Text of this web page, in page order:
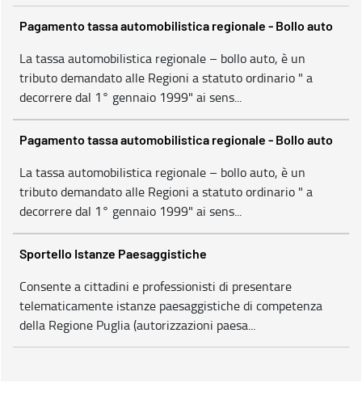
Pagamento tassa automobilistica regionale - Bollo auto
La tassa automobilistica regionale – bollo auto, è un
tributo demandato alle Regioni a statuto ordinario " a
decorrere dal 1° gennaio 1999" ai sens...
Pagamento tassa automobilistica regionale - Bollo auto
La tassa automobilistica regionale – bollo auto, è un
tributo demandato alle Regioni a statuto ordinario " a
decorrere dal 1° gennaio 1999" ai sens...
Sportello Istanze Paesaggistiche
Consente a cittadini e professionisti di presentare
telematicamente istanze paesaggistiche di competenza
della Regione Puglia (autorizzazioni paesa...